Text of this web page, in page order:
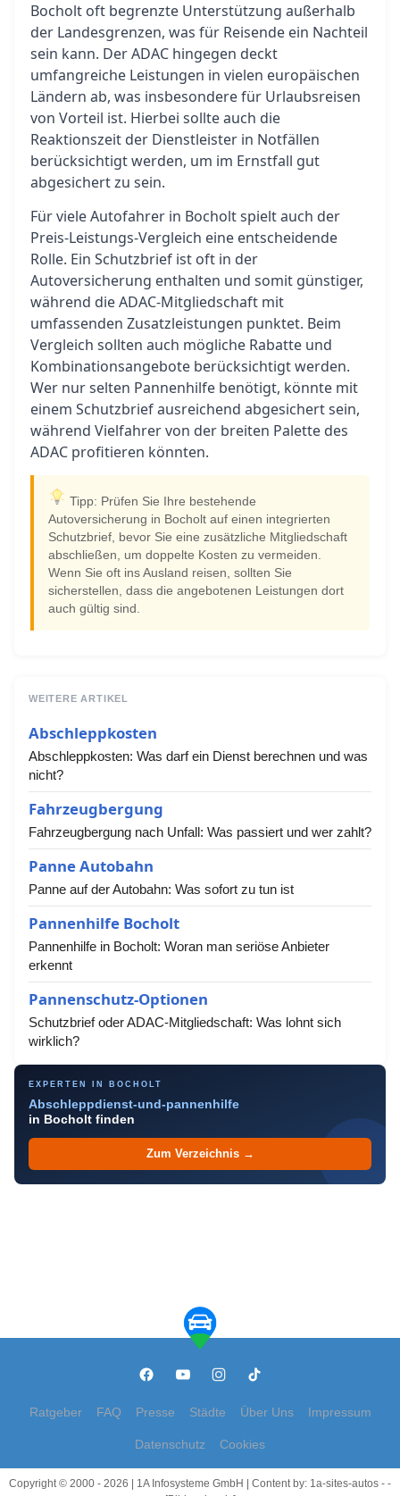
Bocholt oft begrenzte Unterstützung außerhalb
der Landesgrenzen, was für Reisende ein Nachteil
sein kann. Der ADAC hingegen deckt
umfangreiche Leistungen in vielen europäischen
Ländern ab, was insbesondere für Urlaubsreisen
von Vorteil ist. Hierbei sollte auch die
Reaktionszeit der Dienstleister in Notfällen
berücksichtigt werden, um im Ernstfall gut
abgesichert zu sein.
Für viele Autofahrer in Bocholt spielt auch der
Preis-Leistungs-Vergleich eine entscheidende
Rolle. Ein Schutzbrief ist oft in der
Autoversicherung enthalten und somit günstiger,
während die ADAC-Mitgliedschaft mit
umfassenden Zusatzleistungen punktet. Beim
Vergleich sollten auch mögliche Rabatte und
Kombinationsangebote berücksichtigt werden.
Wer nur selten Pannenhilfe benötigt, könnte mit
einem Schutzbrief ausreichend abgesichert sein,
während Vielfahrer von der breiten Palette des
ADAC profitieren könnten.
Tipp: Prüfen Sie Ihre bestehende
Autoversicherung in Bocholt auf einen integrierten
Schutzbrief, bevor Sie eine zusätzliche Mitgliedschaft
abschließen, um doppelte Kosten zu vermeiden.
Wenn Sie oft ins Ausland reisen, sollten Sie
sicherstellen, dass die angebotenen Leistungen dort
auch gültig sind.
WEITERE ARTIKEL
Abschleppkosten
Abschleppkosten: Was darf ein Dienst berechnen und was
nicht?
Fahrzeugbergung
Fahrzeugbergung nach Unfall: Was passiert und wer zahlt?
Panne Autobahn
Panne auf der Autobahn: Was sofort zu tun ist
Pannenhilfe Bocholt
Pannenhilfe in Bocholt: Woran man seriöse Anbieter
erkennt
Pannenschutz-Optionen
Schutzbrief oder ADAC-Mitgliedschaft: Was lohnt sich
wirklich?
EXPERTEN IN BOCHOLT
Abschleppdienst-und-pannenhilfe
in Bocholt finden
Zum Verzeichnis →
Ratgeber FAQ Presse Städte Über Uns Impressum
Datenschutz Cookies
Copyright © 2000 - 2026 | 1A Infosysteme GmbH | Content by: 1a-sites-autos - -